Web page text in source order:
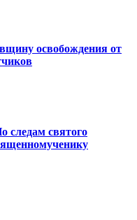
освобождения от
следам святого